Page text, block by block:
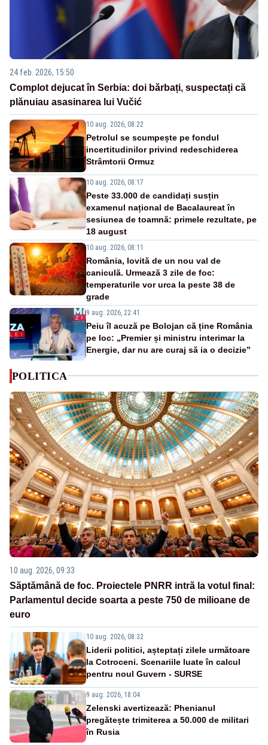
24 feb. 2026, 15:50
Complot dejucat în Serbia: doi bărbați, suspectați că
plănuiau asasinarea lui Vučić
10 aug. 2026, 08:22
Petrolul se scumpește pe fondul
incertitudinilor privind redeschiderea
Strâmtorii Ormuz
10 aug. 2026, 08:17
Peste 33.000 de candidați susțin
examenul național de Bacalaureat în
sesiunea de toamnă: primele rezultate, pe
18 august
10 aug. 2026, 08:11
România, lovită de un nou val de
caniculă. Urmează 3 zile de foc:
temperaturile vor urca la peste 38 de
grade
9 aug. 2026, 22:41
Peiu îl acuză pe Bolojan că ține România
pe loc: „Premier și ministru interimar la
Energie, dar nu are curaj să ia o decizie”
POLITICA
10 aug. 2026, 09:33
Săptămână de foc. Proiectele PNRR intră la votul final:
Parlamentul decide soarta a peste 750 de milioane de
euro
10 aug. 2026, 08:32
Liderii politici, așteptați zilele următoare
la Cotroceni. Scenariile luate în calcul
pentru noul Guvern - SURSE
9 aug. 2026, 18:04
Zelenski avertizează: Phenianul
pregătește trimiterea a 50.000 de militari
în Rusia